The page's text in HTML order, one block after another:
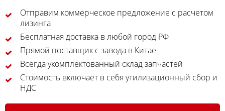
Отправим коммерческое предложение с расчетом
лизинга
Бесплатная доставка в любой город РФ
Прямой поставщик с завода в Китае
Всегда укомплектованный склад запчастей
Стоимость включает в себя утилизационный сбор и
НДС